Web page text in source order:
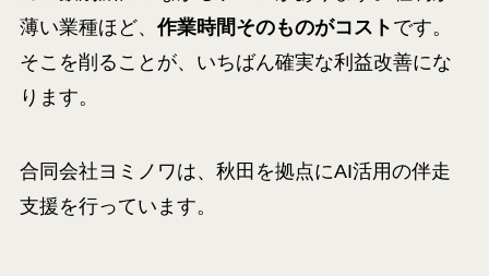
薄い業種ほど、作業時間そのものがコスト です。
そこを削ることが、いちばん確実な利益改善にな
ります。
合同会社ヨミノワは、秋田を拠点にAI活用の伴走
支援を行っています。